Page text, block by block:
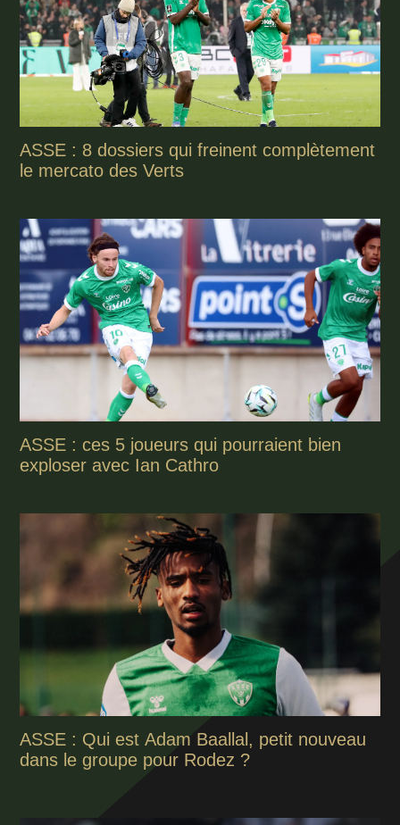
ASSE : 8 dossiers qui freinent complètement
le mercato des Verts
ASSE : ces 5 joueurs qui pourraient bien
exploser avec Ian Cathro
ASSE : Qui est Adam Baallal, petit nouveau
dans le groupe pour Rodez ?